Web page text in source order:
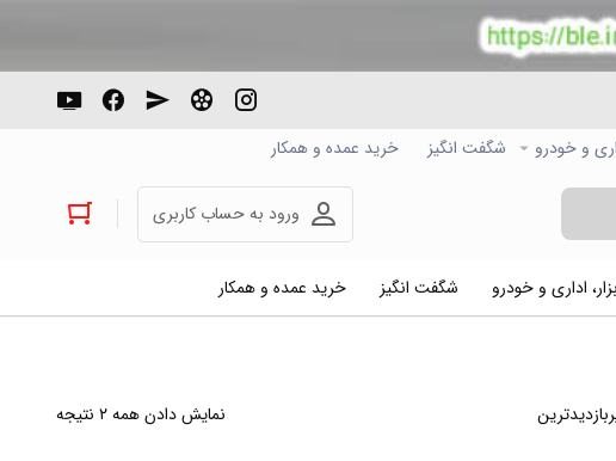
و خودرو شگفت انگیز خرید عمده و همکار
ورود به حساب کاربری
اداری و خودرو شگفت انگیز خرید عمده و همکار
نمایش دادن همه ۲ نتیجه